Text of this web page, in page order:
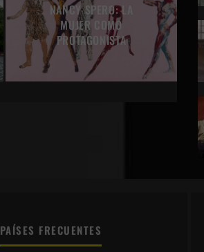
NANCY SPERO: LA
MUJER COMO
PROTAGONISTA
PAÍSES FRECUENTES